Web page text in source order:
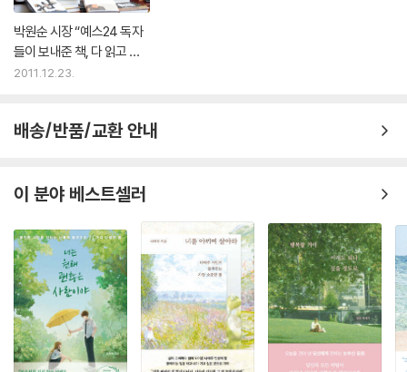
박원순 시장 “예스24 독자
들이 보내준 책, 다 읽고 독
후감 쓰겠다”
2011.12.23.
배송/반품/교환 안내
이 분야 베스트셀러